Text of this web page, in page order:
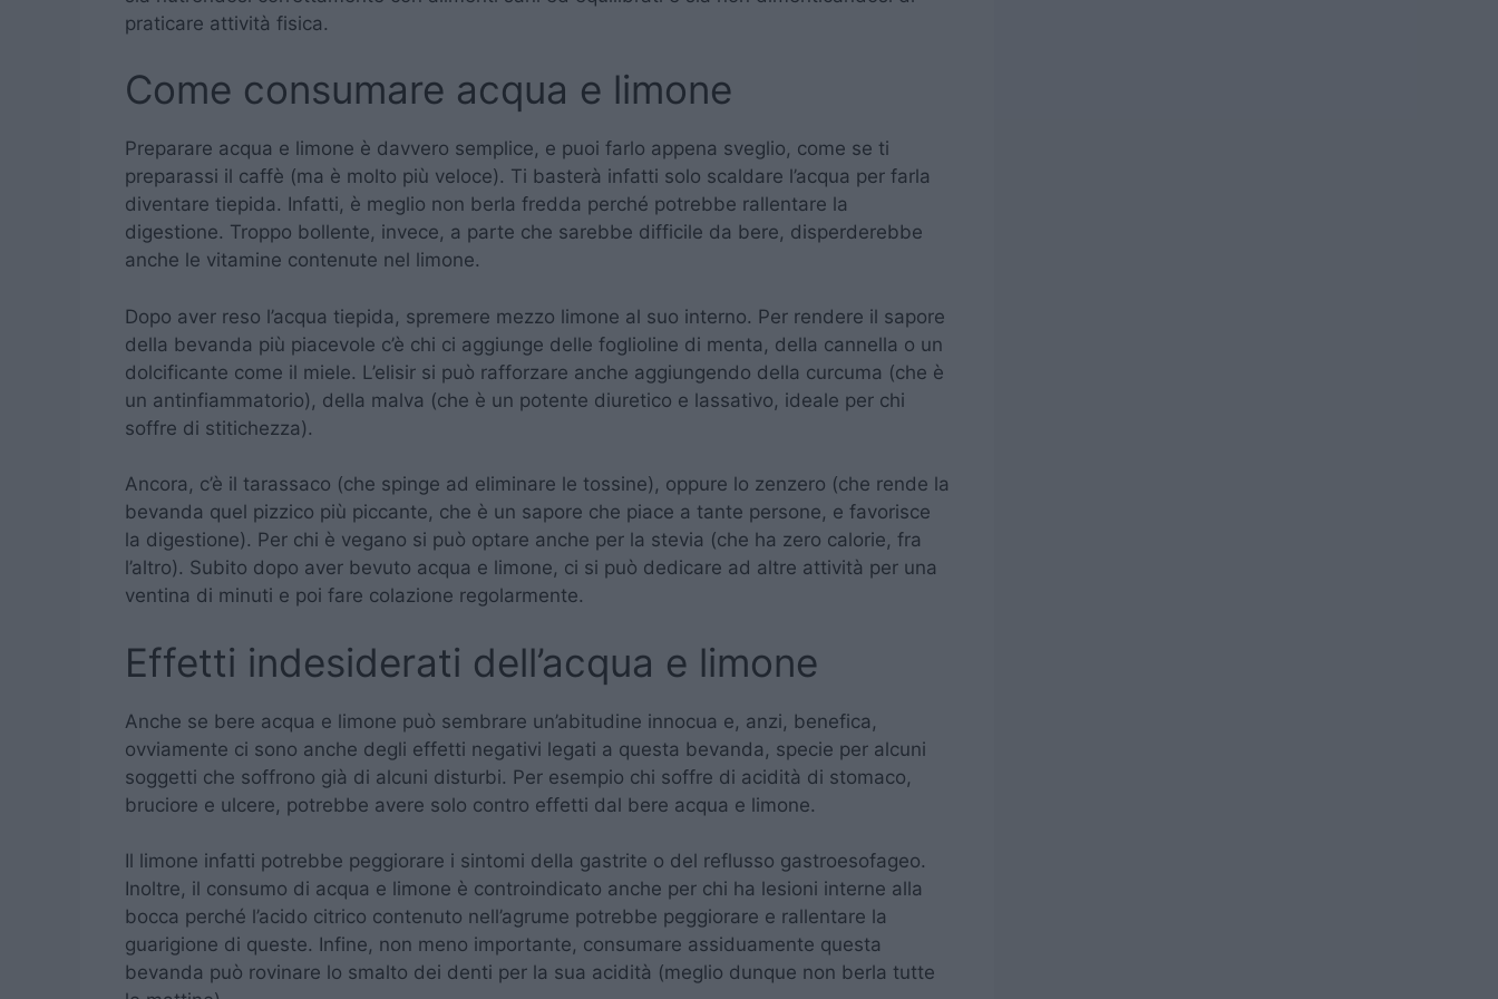
praticare attività fisica.
Come consumare acqua e limone
Preparare acqua e limone è davvero semplice, e puoi farlo appena sveglio, come se ti
preparassi il caffè (ma è molto più veloce). Ti basterà infatti solo scaldare l’acqua per farla
diventare tiepida. Infatti, è meglio non berla fredda perché potrebbe rallentare la
digestione. Troppo bollente, invece, a parte che sarebbe difficile da bere, disperderebbe
anche le vitamine contenute nel limone.
Dopo aver reso l’acqua tiepida, spremere mezzo limone al suo interno. Per rendere il sapore
della bevanda più piacevole c’è chi ci aggiunge delle foglioline di menta, della cannella o un
dolcificante come il miele. L’elisir si può rafforzare anche aggiungendo della curcuma (che è
un antinfiammatorio), della malva (che è un potente diuretico e lassativo, ideale per chi
soffre di stitichezza).
Ancora, c’è il tarassaco (che spinge ad eliminare le tossine), oppure lo zenzero (che rende la
bevanda quel pizzico più piccante, che è un sapore che piace a tante persone, e favorisce
la digestione). Per chi è vegano si può optare anche per la stevia (che ha zero calorie, fra
l’altro). Subito dopo aver bevuto acqua e limone, ci si può dedicare ad altre attività per una
ventina di minuti e poi fare colazione regolarmente.
Effetti indesiderati dell’acqua e limone
Anche se bere acqua e limone può sembrare un’abitudine innocua e, anzi, benefica,
ovviamente ci sono anche degli effetti negativi legati a questa bevanda, specie per alcuni
soggetti che soffrono già di alcuni disturbi. Per esempio chi soffre di acidità di stomaco,
bruciore e ulcere, potrebbe avere solo contro effetti dal bere acqua e limone.
Il limone infatti potrebbe peggiorare i sintomi della gastrite o del reflusso gastroesofageo.
Inoltre, il consumo di acqua e limone è controindicato anche per chi ha lesioni interne alla
bocca perché l’acido citrico contenuto nell’agrume potrebbe peggiorare e rallentare la
guarigione di queste. Infine, non meno importante, consumare assiduamente questa
bevanda può rovinare lo smalto dei denti per la sua acidità (meglio dunque non berla tutte